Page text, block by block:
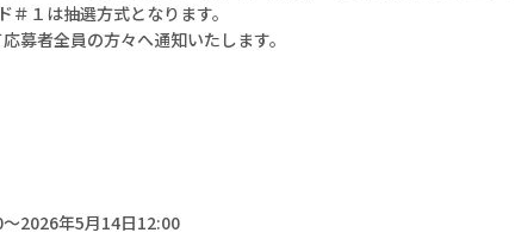
１は抽選方式となります。
募者全員の方々へ通知いたします。
2026年5月14日12:00